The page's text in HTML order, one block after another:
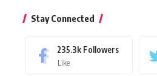
Stay Connected
235.3k Followers
Like